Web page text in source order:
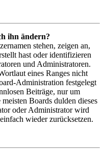
ihn ändern?
stehen, zeigen an,
hast oder identifizieren
und Administratoren.
eines Ranges nicht
Administration festgelegt
Beiträge, nur um
Boards dulden dieses
oder Administrator wird
wieder zurücksetzen.